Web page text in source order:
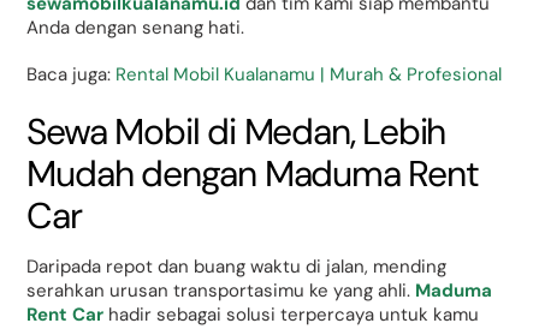
Anda dengan senang hati.
Baca juga: Rental Mobil Kualanamu | Murah & Profesional
Sewa Mobil di Medan, Lebih
Mudah dengan Maduma Rent
Car
Daripada repot dan buang waktu di jalan, mending
serahkan urusan transportasimu ke yang ahli. Maduma
Rent Car hadir sebagai solusi terpercaya untuk kamu